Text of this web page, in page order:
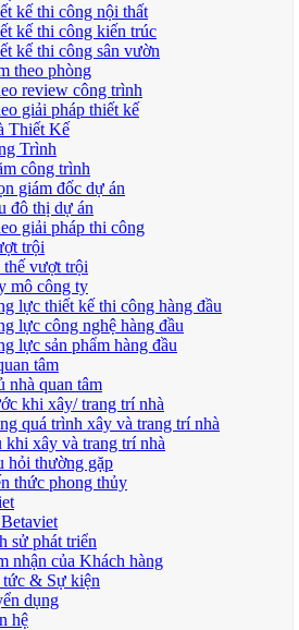
kế thi công nội thất
kế thi công kiến trúc
kế thi công sân vườn
theo phòng
review công trình
giải pháp thiết kế
Thiết Kế
Trình
công trình
giám đốc dự án
đô thị dự án
giải pháp thi công
trội
vượt trội
mô công ty
lực thiết kế thi công hàng đầu
lực công nghệ hàng đầu
lực sản phẩm hàng đầu
tâm
nhà quan tâm
khi xây/ trang trí nhà
quá trình xây và trang trí nhà
khi xây và trang trí nhà
hỏi thường gặp
thức phong thủy
sử phát triển
nhận của Khách hàng
& Sự kiện
dụng
hệ